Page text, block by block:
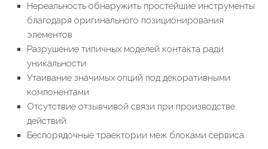
Нереальность обнаружить простейшие инструменты
благодаря оригинального позиционирования
элементов
Разрушение типичных моделей контакта ради
уникальности
Утаивание значимых опций под декоративными
компонентами
Отсутствие отзывчивой связи при производстве
действий
Беспорядочные траектории меж блоками сервиса